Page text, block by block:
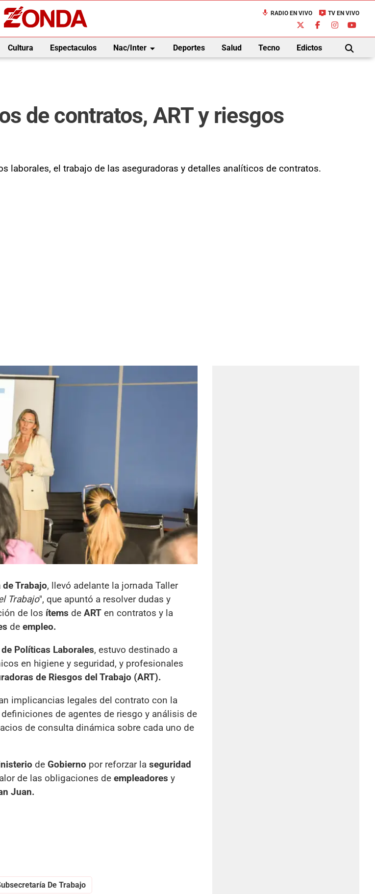
mic RADIO EN VIVO live_tv TV EN VIVO
Cultura Espectaculos Nac/Interarrow_drop_down Deportes Salud Tecno Edictos
BUSCAR
de contratos, ART y riesgos
laborales, el trabajo de las aseguradoras y detalles analíticos de contratos.
Trabajo, llevó adelante la jornada Taller
Trabajo", que apuntó a resolver dudas y
de los ítems de ART en contratos y la
de empleo.
Políticas Laborales, estuvo destinado a
en higiene y seguridad, y profesionales
de Riesgos del Trabajo (ART).
implicancias legales del contrato con la
definiciones de agentes de riesgo y análisis de
de consulta dinámica sobre cada uno de
de Gobierno por reforzar la seguridad
de las obligaciones de empleadores y
Juan.
De Trabajo